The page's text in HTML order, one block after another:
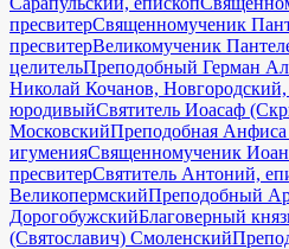
пресвитерСвященномученик
пресвитерВеликомученик
целительПреподобный Герман
Николай Кочанов,
юродивыйСвятитель Иоасаф
МосковскийПреподобная
игуменияСвященномученик
пресвитерСвятитель Антоний,
ВеликопермскийПреподобный
ДорогобужскийБлаговерный
(Святославич) Смоленский